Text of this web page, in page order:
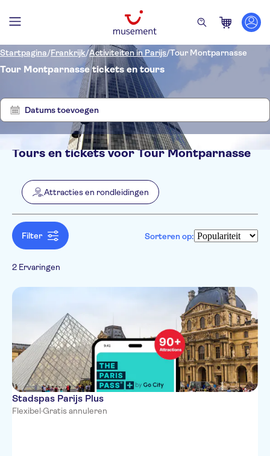
Startpagina/Frankrijk/Activiteiten in Parijs/Tour Montparnasse
Tour Montparnasse tickets en tours
Datums toevoegen
FiltersPrijs (per volwassene)
Min. € Max. €
NO-PICKUP
Ticketopties
Free cancellation
Instant confirmation
Entree inbegrepen
Categorieën
Attracties en rondleidingen
Sightseeingpassen
Taal
filtersresultaten
Tours en tickets voor Tour Montparnasse
Attracties en rondleidingen
Filter Sorteren op:
2 Ervaringen
Stadspas Parijs Plus
Flexibel·Gratis annuleren